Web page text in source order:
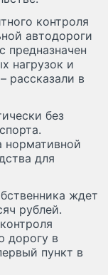
контроля
автодороги
предназначен
нагрузок и
рассказали в
без
нормативной
для
ждет
рублей.
дорогу в
пункт в